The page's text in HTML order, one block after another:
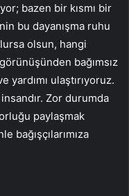
bazen bir kısmı bir
bu dayanışma ruhu
olsun, hangi
bağımsız
yardımı ulaştırıyoruz.
Zor durumda
paylaşmak
bağışçılarımıza